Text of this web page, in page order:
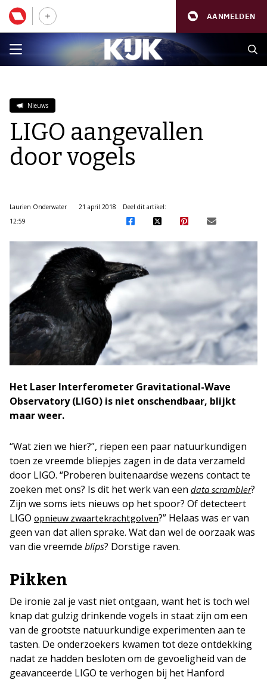
AANMELDEN
Nieuws
LIGO aangevallen
door vogels
Laurien Onderwater
21 april 2018
12:59
Deel dit artikel:
Het Laser Interferometer Gravitational-Wave
Observatory (LIGO) is niet onschendbaar, blijkt
maar weer.
“Wat zien we hier?”, riepen een paar natuurkundigen
toen ze vreemde bliepjes zagen in de data verzameld
door LIGO. “Proberen buitenaardse wezens contact te
zoeken met ons? Is dit het werk van een data scrambler?
Zijn we soms iets nieuws op het spoor? Of detecteert
LIGO opnieuw zwaartekrachtgolven?” Helaas was er van
geen van dat allen sprake. Wat dan wel de oorzaak was
van die vreemde blips? Dorstige raven.
Pikken
De ironie zal je vast niet ontgaan, want het is toch wel
knap dat gulzig drinkende vogels in staat zijn om een
van de grootste natuurkundige experimenten aan te
tasten. De onderzoekers kwamen tot deze ontdekking
nadat ze hadden besloten om de gevoeligheid van de
geavanceerde LIGO te verhogen bij het Hanford